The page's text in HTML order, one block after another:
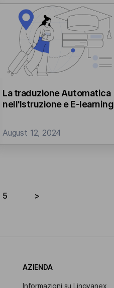
La traduzione Automatica
nell'Istruzione e E-learning
August 12, 2024
5 >
AZIENDA
Informazioni su Lingvanex